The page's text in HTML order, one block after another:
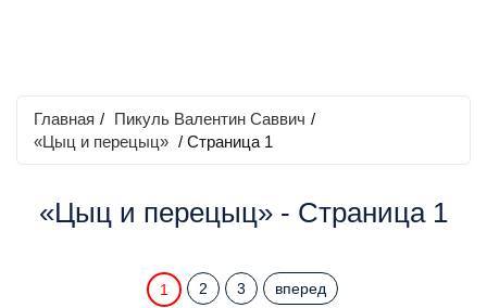
Главная / Пикуль Валентин Саввич /
«Цыц и перецыц» / Страница 1
«Цыц и перецыц» - Страница 1
1 2 3 вперед